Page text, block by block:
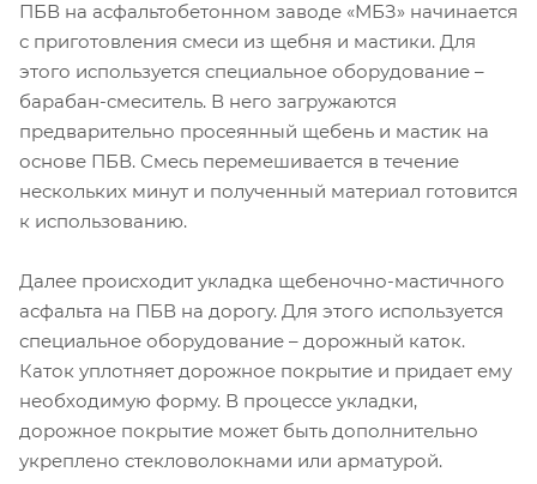
ПБВ на асфальтобетонном заводе «МБЗ» начинается
с приготовления смеси из щебня и мастики. Для
этого используется специальное оборудование –
барабан-смеситель. В него загружаются
предварительно просеянный щебень и мастик на
основе ПБВ. Смесь перемешивается в течение
нескольких минут и полученный материал готовится
к использованию.
Далее происходит укладка щебеночно-мастичного
асфальта на ПБВ на дорогу. Для этого используется
специальное оборудование – дорожный каток.
Каток уплотняет дорожное покрытие и придает ему
необходимую форму. В процессе укладки,
дорожное покрытие может быть дополнительно
укреплено стекловолокнами или арматурой.